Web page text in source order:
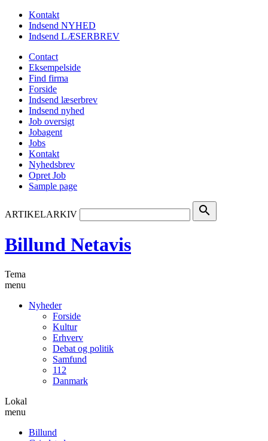
Kontakt
Indsend NYHED
Indsend LÆSERBREV
Contact
Eksempelside
Find firma
Forside
Indsend læserbrev
Indsend nyhed
Job oversigt
Jobagent
Jobs
Kontakt
Nyhedsbrev
Opret Job
Sample page
ARTIKELARKIV search
Billund Netavis
Tema
menu
Nyheder
Forside
Kultur
Erhverv
Debat og politik
Samfund
112
Danmark
Lokal
menu
Billund